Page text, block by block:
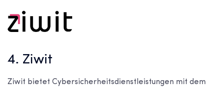
4. Ziwit
Ziwit bietet Cybersicherheitsdienstleistungen mit dem